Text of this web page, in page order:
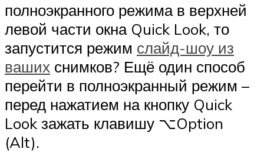
полноэкранного режима в верхней
левой части окна Quick Look, то
запустится режим слайд-шоу из
ваших снимков? Ещё один способ
перейти в полноэкранный режим –
перед нажатием на кнопку Quick
Look зажать клавишу ⌥Option
(Alt).